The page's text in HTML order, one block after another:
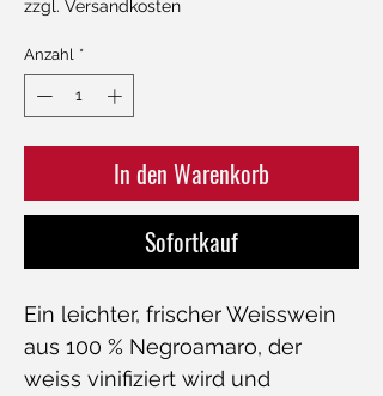
zzgl. Versandkosten
Anzahl *
In den Warenkorb
Sofortkauf
Ein leichter, frischer Weisswein
aus 100 % Negroamaro, der
weiss vinifiziert wird und